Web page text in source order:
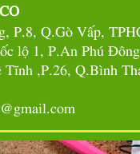
P.8, Q.Gò Vấp,
lộ 1, P.An Phú
,P.26, Q.Bình